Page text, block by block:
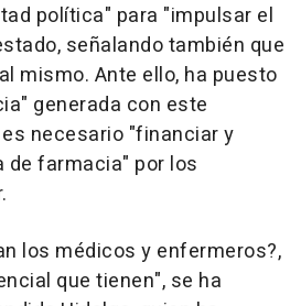
política" para "impulsar el
señalando también que
mismo. Ante ello, ha puesto
generada con este
necesario "financiar y
farmacia" por los
los médicos y enfermeros?,
que tienen", se ha